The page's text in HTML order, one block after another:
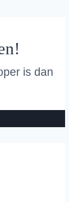
is dan